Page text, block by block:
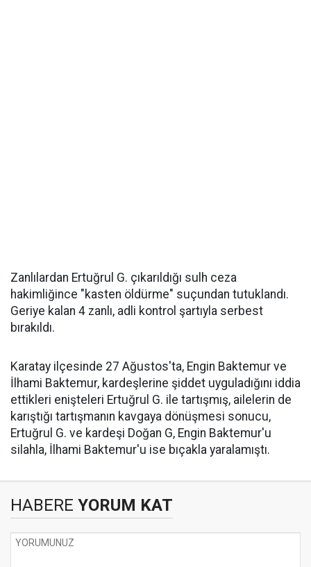
Zanlılardan Ertuğrul G. çıkarıldığı sulh ceza
hakimliğince "kasten öldürme" suçundan tutuklandı.
Geriye kalan 4 zanlı, adli kontrol şartıyla serbest
bırakıldı.
Karatay ilçesinde 27 Ağustos'ta, Engin Baktemur ve
İlhami Baktemur, kardeşlerine şiddet uyguladığını iddia
ettikleri enişteleri Ertuğrul G. ile tartışmış, ailelerin de
karıştığı tartışmanın kavgaya dönüşmesi sonucu,
Ertuğrul G. ve kardeşi Doğan G, Engin Baktemur'u
silahla, İlhami Baktemur'u ise bıçakla yaralamıştı.
HABERE YORUM KAT